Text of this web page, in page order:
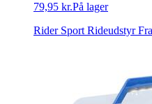
79,95 kr.På lager
Rider Sport Rideudstyr